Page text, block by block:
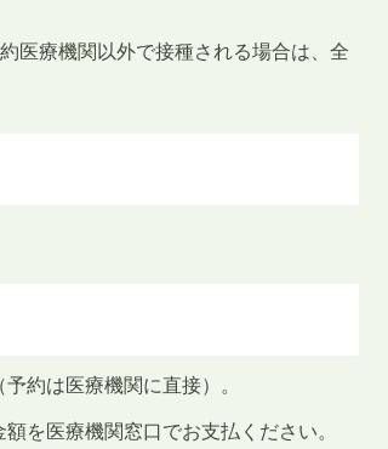
医療機関以外で接種される場合は、全
約は医療機関に直接）。
を医療機関窓口でお支払ください。